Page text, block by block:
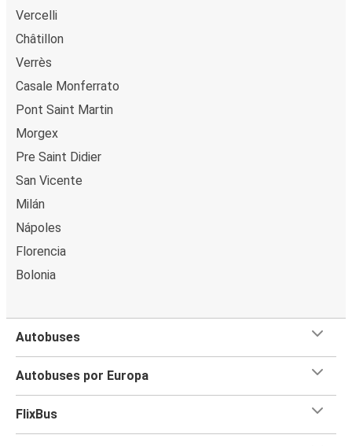
Vercelli
Châtillon
Verrès
Casale Monferrato
Pont Saint Martin
Morgex
Pre Saint Didier
San Vicente
Milán
Nápoles
Florencia
Bolonia
Autobuses
Autobuses por Europa
FlixBus